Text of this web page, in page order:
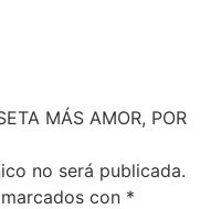
MÁS AMOR, POR
no será publicada.
con *